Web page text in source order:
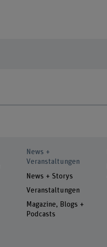
News +
Veranstaltungen
News + Storys
Veranstaltungen
Magazine, Blogs +
Podcasts